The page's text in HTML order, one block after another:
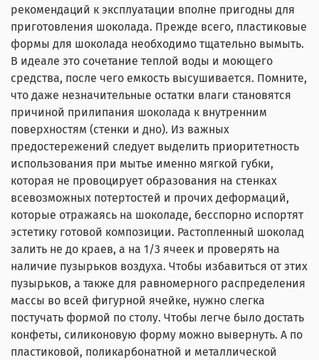
рекомендаций к эксплуатации вполне пригодны для
приготовления шоколада. Прежде всего, пластиковые
формы для шоколада необходимо тщательно вымыть.
В идеале это сочетание теплой воды и моющего
средства, после чего емкость высушивается. Помните,
что даже незначительные остатки влаги становятся
причиной прилипания шоколада к внутренним
поверхностям (стенки и дно). Из важных
предостережений следует выделить приоритетность
использования при мытье именно мягкой губки,
которая не провоцирует образования на стенках
всевозможных потертостей и прочих деформаций,
которые отражаясь на шоколаде, бесспорно испортят
эстетику готовой композиции. Растопленный шоколад
залить не до краев, а на 1/3 ячеек и проверять на
наличие пузырьков воздуха. Чтобы избавиться от этих
пузырьков, а также для равномерного распределения
массы во всей фигурной ячейке, нужно слегка
постучать формой по столу. Чтобы легче было достать
конфеты, силиконовую форму можно вывернуть. А по
пластиковой, поликарбонатной и металлической